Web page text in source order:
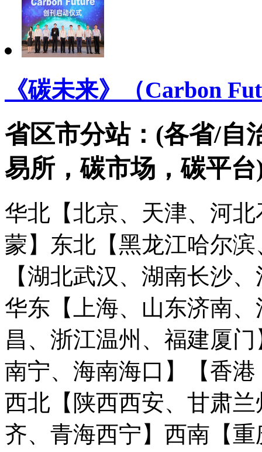
《碳未来》（Carbon
省区市分站：(各省/自
易所，碳市场，碳平台
华北【北京、天津、河
蒙】 东北【黑龙江哈尔
【湖北武汉、湖南长沙
华东【上海、山东济南
昌、浙江温州、福建厦门
南宁、海南海口】
【香
西北【陕西西安、甘肃
齐、青海西宁】 西南【